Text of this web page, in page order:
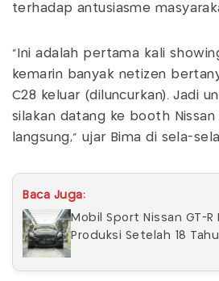
terhadap antusiasme
"Ini adalah pertama kali
kemarin banyak netizen
C28 keluar (diluncurkan). Jadi
silakan datang ke booth
langsung," ujar Bima di sela-
Baca Juga:
Mobil Sport Nissan GT-R
Produksi Setelah 18